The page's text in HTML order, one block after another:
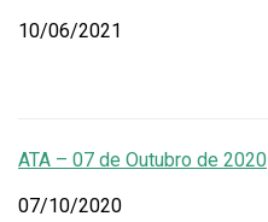
10/06/2021
ATA – 07 de Outubro de 2020
07/10/2020